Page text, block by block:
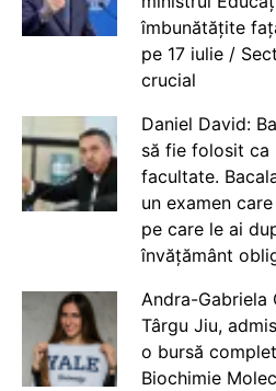
îmbunătățite
pe 17 iulie /
crucial
Daniel David:
să fie folosit ca
facultate.
un examen
pe care le ai
învățământ
Andra-Gabriela
Târgu Jiu,
o bursă
Biochimie